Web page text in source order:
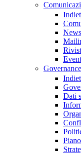
News
Governance
Dati